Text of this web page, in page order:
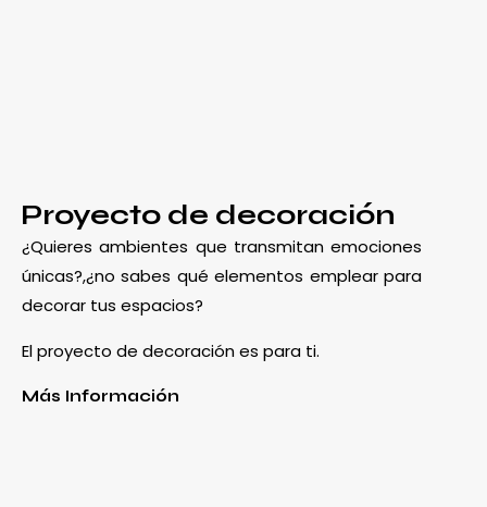
Proyecto de decoración
¿Quieres ambientes que transmitan emociones
únicas?,¿no sabes qué elementos emplear para
decorar tus espacios?
El proyecto de decoración es para ti.
Más Información